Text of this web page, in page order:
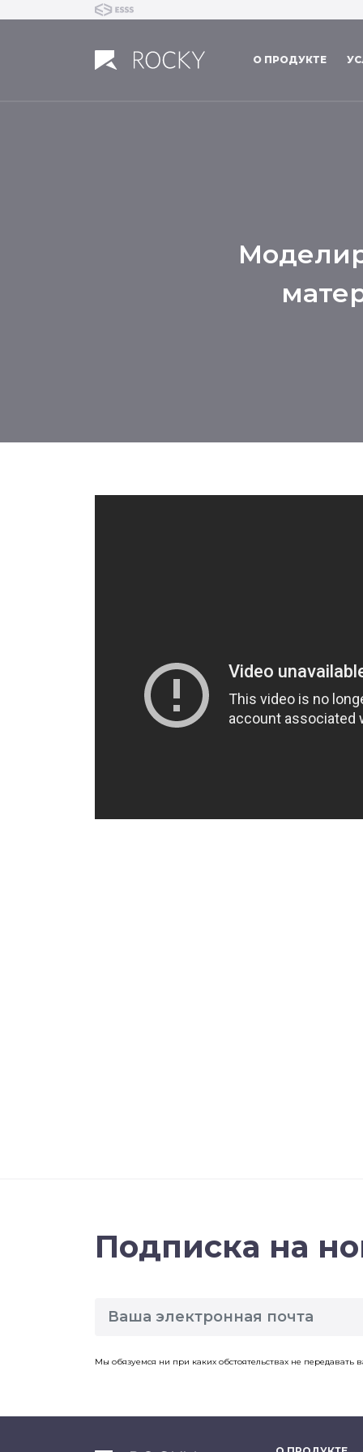
О ПРОДУКТЕ
Подписка на
Мы обязуемся ни при каких обстоятельствах не передавать